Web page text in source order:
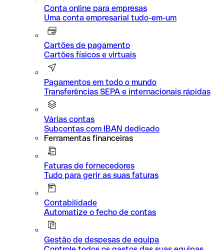
Conta online para empresas
Uma conta empresarial tudo-em-um
Cartões de pagamento
Cartões físicos e virtuais
Pagamentos em todo o mundo
Transferências SEPA e internacionais rápidas
Várias contas
Subcontas com IBAN dedicado
Ferramentas financeiras
Faturas de fornecedores
Tudo para gerir as suas faturas
Contabilidade
Automatize o fecho de contas
Gestão de despesas de equipa